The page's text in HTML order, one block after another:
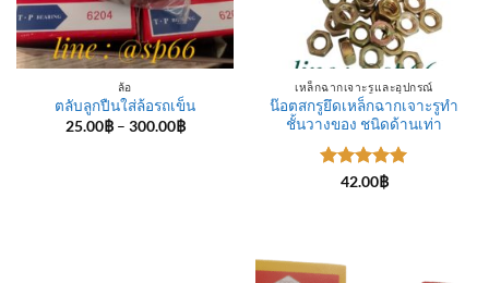
ล้อ
ตลับลูกปืนใส่ล้อรถเข็น
25.00฿ – 300.00฿Price
เหล็กฉากเจาะรูและอุปกรณ์
น๊อตสกรูยึดเหล็กฉากเจาะรูทำ
ชั้นวางของ ชนิดด้านเท่า
ให้คะแนน
42.00฿